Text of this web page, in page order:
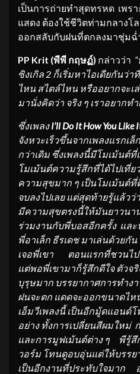
เป็นการถ่ายทำสุดทรหด เพร
แสดง ต้องใช้ชีวิตท่ามกลางโ
ออกสลับกับฝนที่ตกลงมาชุ่
PP Krit (พีพี กฤษฏ์) กล่าวว่า “
ซิงเกิล 2 ก็เริ่มหาไอเดียกันว่า
ไหน สไตล์ไหน หรืออยากจะเ
มานั่งคิดว่า จริง ๆ เราอยากท
ซึ่งเพลงI’ll Do It How You Like
จังหวะเร็วขึ้นจากเพลงแรกเล็
กว่าเดิม ซึ่งเพลงนี้มีโมเม้นต์ที่
โมเม้นต์ความรู้สึกที่ได้ไปเที่
ความสุขมาก ๆ เป็นโมเม้นต์ที่
จบลงไปเลย แต่สุดท้ายรู้แล้วว่า
มีความสุขตรงนี้ให้มันยาวนา
ร่วมงานกับพี่บอสอีกครั้ง และ
พี่อาเล็ก ธีรเดช มาเล่นด้วยกัน
เจอพี่เขา
ตอนแรกที่ชวนไป
แต่พอพี่เขามาก็รู้สึกดีใจ ตัวจ
บุรุษมาก บรรยากาศการทำง
ฝนจะตก แดดจะออกขนาดไ
เอ็มวีเพลงนี้ เป็นอีกมู้ดแอนด์โ
อย่าง ทั้งการเปลี่ยนสีผมใหม่
และการมูฟเม้นต์ต่างๆ พีรู้สึ
วอร์ม โทนดูอบอุ่นแต่ให้บรรย
เป็นอีกงานที่ประทับใจมาก